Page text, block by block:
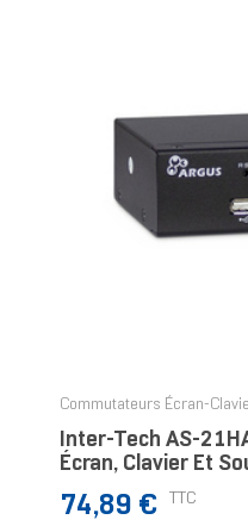
Commutateurs Écran-
Inter-Tech AS-
Écran, Clavier Et
Prix
74,89 € TTC